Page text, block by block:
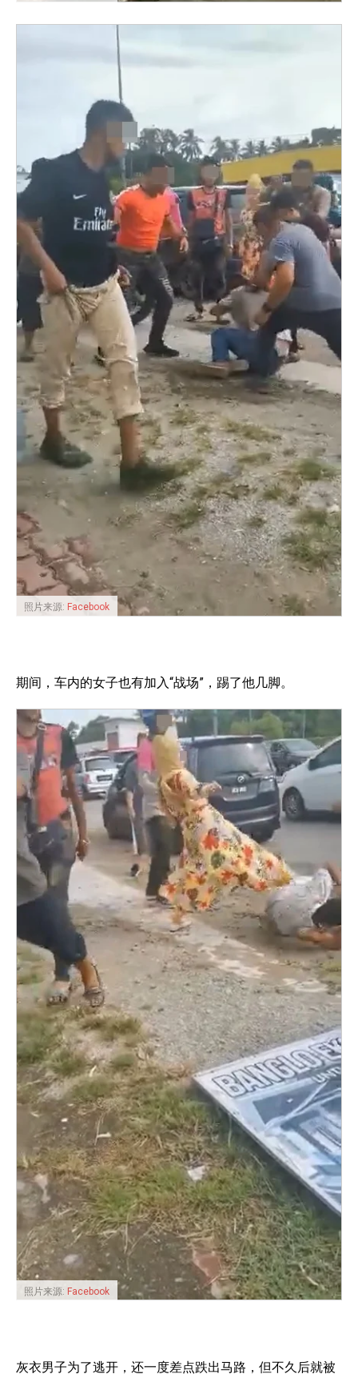
照片来源: Facebook
期间，车内的女子也有加入“战场”，踢了他几脚。
照片来源: Facebook
灰衣男子为了逃开，还一度差点跌出马路，但不久后就被